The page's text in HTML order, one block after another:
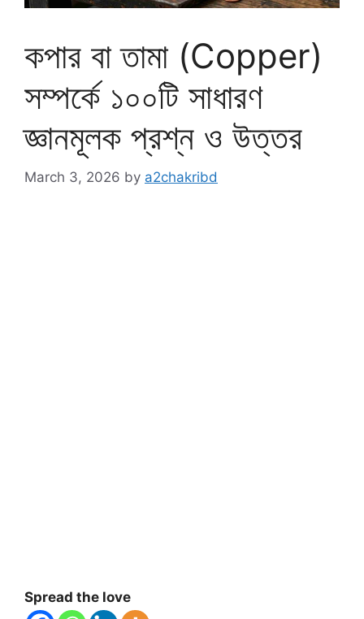
কপার বা তামা (Copper)
সম্পর্কে ১০০টি সাধারণ
জ্ঞানমূলক প্রশ্ন ও উত্তর
March 3, 2026 by a2chakribd
Spread the love